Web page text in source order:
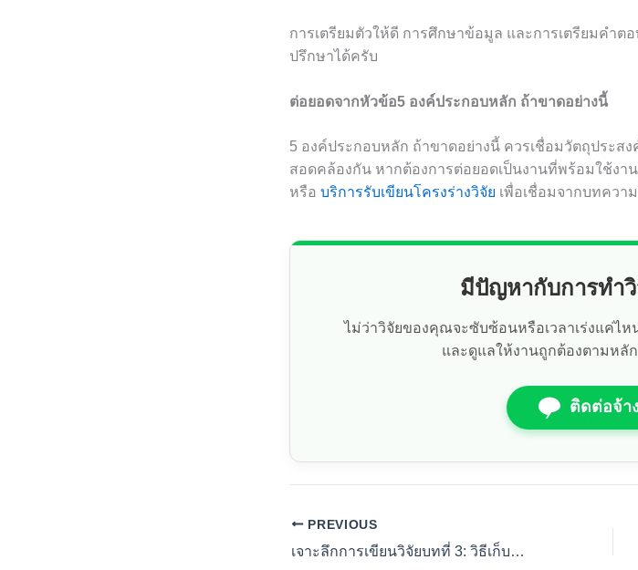
การเตรียมตัวให้ดี การศึกษาข้อมูล และการเตรียมคำต
ปรึกษาได้ครับ
ต่อยอดจากหัวข้อ5 องค์ประกอบหลัก ถ้าขาดอย่างนี้
5 องค์ประกอบหลัก ถ้าขาดอย่างนี้ ควรเชื่อมวัตถุประส
สอดคล้องกัน หากต้องการต่อยอดเป็นงานที่พร้อมใช้งา
หรือ บริการรับเขียนโครงร่างวิจัย เพื่อเชื่อมจากบทควา
มีปัญหากับการทำ
ไม่ว่าวิจัยของคุณจะซับซ้อนหรือเวลาเร่งแค่ไ
และดูแลให้งานถูกต้องตามหลั
ติดต่อจ้า
PREVIOUS
เจาะลึกการเขียนวิจัยบทที่ 3: วิธีเก็บข้อมูล